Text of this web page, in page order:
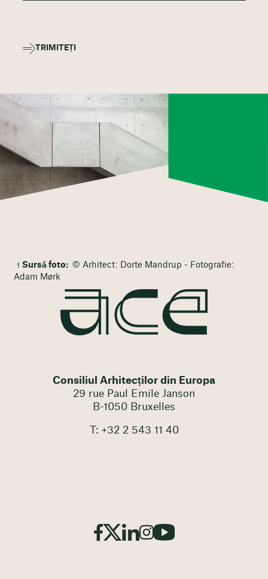
TRIMITEȚI
Sursă foto: © Arhitect: Dorte Mandrup - Fotografie:
Adam Mørk
Consiliul Arhitecților din Europa
29 rue Paul Emile Janson
B-1050 Bruxelles
T: +32 2 543 11 40